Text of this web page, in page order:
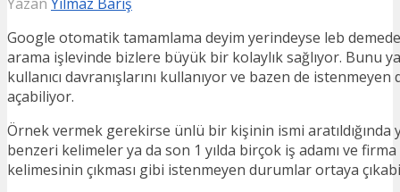
Google otomatik tamamlama deyim yerindeyse leb
arama işlevinde bizlere büyük bir kolaylık sağlıyor. Bunu
kullanıcı davranışlarını kullanıyor ve bazen de
açabiliyor.
Örnek vermek gerekirse ünlü bir kişinin ismi aratıldığında
benzeri kelimeler ya da son 1 yılda birçok iş adamı ve
kelimesinin çıkması gibi istenmeyen durumlar ortaya